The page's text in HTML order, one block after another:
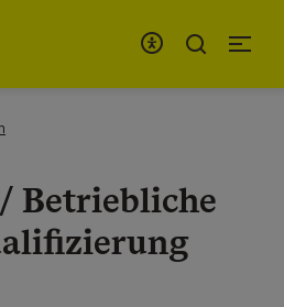
Betriebliche